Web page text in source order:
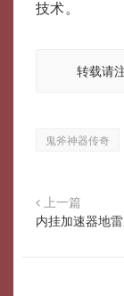
技术。
转载请
鬼斧神器传奇
上一篇
内挂加速器地